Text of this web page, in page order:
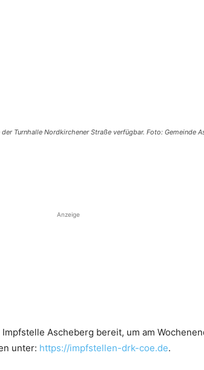
Turnhalle Nordkirchener Straße verfügbar. Foto: Gemeinde
Anzeige
Ascheberg bereit, um am
unter: https://impfstellen-drk-coe.de.